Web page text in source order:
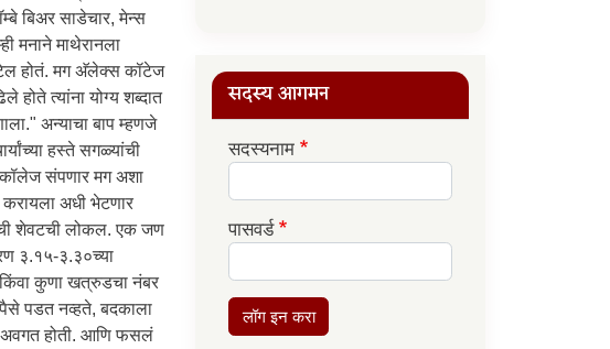
सदस्य आगमन
सदस्यनाम
पासवर्ड
लॉग इन करा